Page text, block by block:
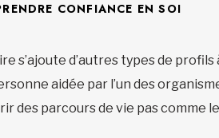
CONFIANCE EN SOI
s’ajoute d’autres types de
aidée par l’un des
des parcours de vie pas comme